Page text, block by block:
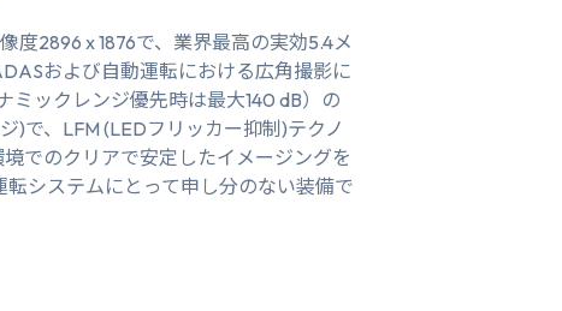
度2896 x 1876で、業界最高の実効5.4メ
および自動運転における広角撮影に
ミックレンジ優先時は最大140 dB）の
)で、LFM (LEDフリッカー抑制)テクノ
でのクリアで安定したイメージングを
システムにとって申し分のない装備で